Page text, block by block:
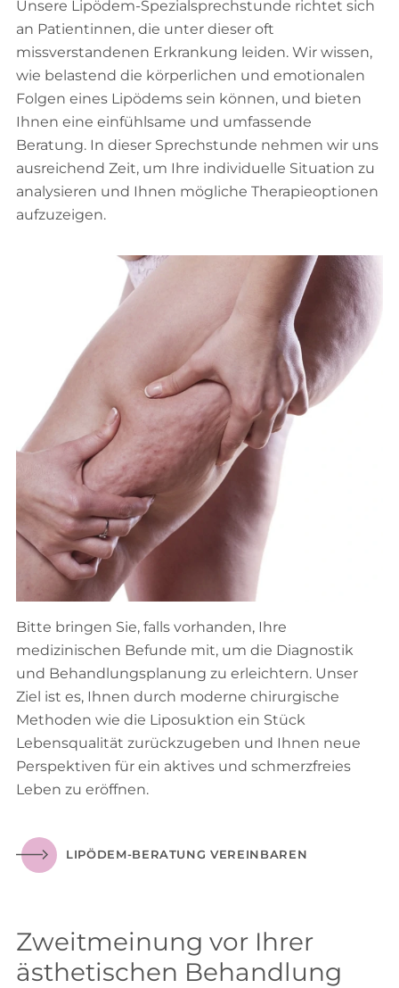
Ludwigsburg, Stuttgart und Heilbronn.
Unsere Lipödem-Spezialsprechstunde richtet sich
an Patientinnen, die unter dieser oft
missverstandenen Erkrankung leiden. Wir wissen,
wie belastend die körperlichen und emotionalen
Folgen eines Lipödems sein können, und bieten
Ihnen eine einfühlsame und umfassende
Beratung. In dieser Sprechstunde nehmen wir uns
ausreichend Zeit, um Ihre individuelle Situation zu
analysieren und Ihnen mögliche Therapieoptionen
aufzuzeigen.
Bitte bringen Sie, falls vorhanden, Ihre
medizinischen Befunde mit, um die Diagnostik
und Behandlungsplanung zu erleichtern. Unser
Ziel ist es, Ihnen durch moderne chirurgische
Methoden wie die Liposuktion ein Stück
Lebensqualität zurückzugeben und Ihnen neue
Perspektiven für ein aktives und schmerzfreies
Leben zu eröffnen.
LIPÖDEM-BERATUNG VEREINBAREN
Zweitmeinung vor Ihrer
ästhetischen Behandlung